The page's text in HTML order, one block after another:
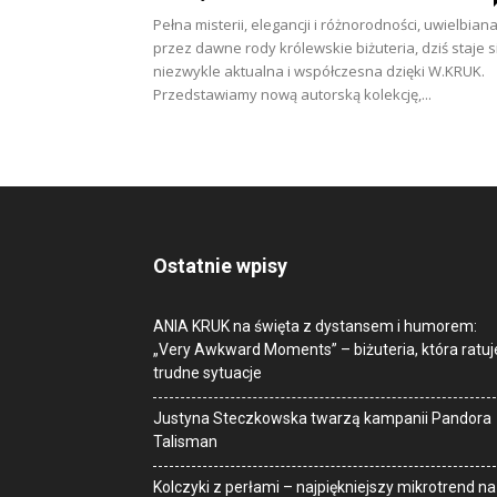
Pełna misterii, elegancji i różnorodności, uwielbiana
przez dawne rody królewskie biżuteria, dziś staje
niezwykle aktualna i współczesna dzięki W.KRUK.
Przedstawiamy nową autorską kolekcję,...
Ostatnie wpisy
ANIA KRUK na święta z dystansem i humorem:
„Very Awkward Moments” – biżuteria, która
trudne sytuacje
Justyna Steczkowska twarzą kampanii Pandora
Talisman
Kolczyki z perłami – najpiękniejszy mikrotrend na